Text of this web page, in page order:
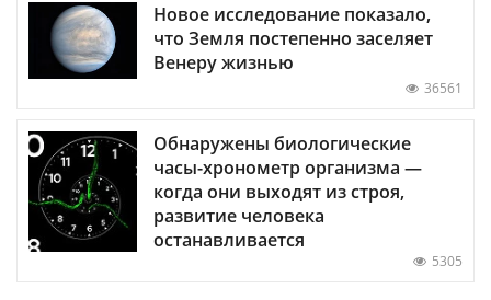
Новое исследование показало,
что Земля постепенно заселяет
Венеру жизнью
36561
Обнаружены биологические
часы-хронометр организма —
когда они выходят из строя,
развитие человека
останавливается
5305